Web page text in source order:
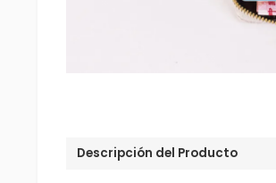
Descripción del Producto